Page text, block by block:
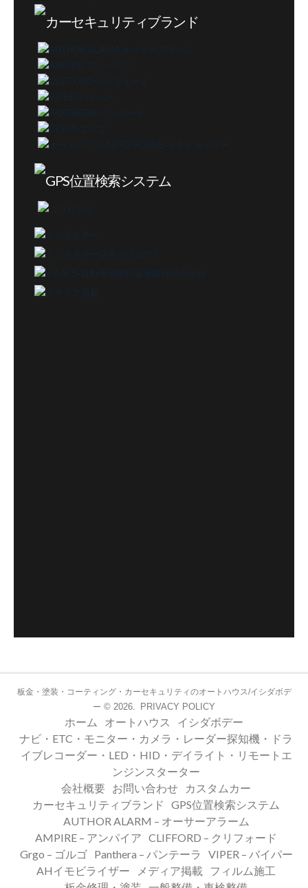
板金・塗装・コーティング・カーセキュリティのオートハウス/イシダボデ
ー © 2026. PRIVACY POLICY
ホーム オートハウス
イシダボデー
ナビ・ETC・モニター・カメラ・レーダー探知機・ドラ
イブレコーダー・LED・HID・デイライト・リモートエ
ンジンスターター
会社概要
お問い合わせ
カスタムカー
カーセキュリティブランド
GPS位置検索システム
AUTHOR ALARM – オーサーアラーム
AMPIRE – アンパイア CLIFFORD – クリフォード
Grgo – ゴルゴ
Panthera – パンテーラ
VIPER – バイパー
AHイモビライザー
メディア掲載
フィルム施工